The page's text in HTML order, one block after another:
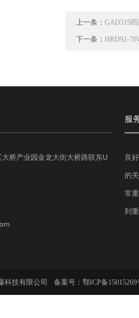
上一条： GAD319
下一条： HRD92-
桥产业园金龙大街大桥路联东U
服
良
的
常
到
科技有限公司 备案号： 鄂ICP备15015269